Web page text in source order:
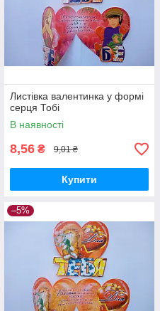
Листівка валентинка у формі
серця Тобі
В наявності
8,56 ₴ 9,01 ₴
Купити
–5%